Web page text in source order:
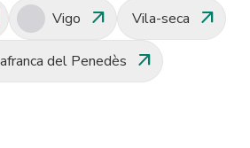
Vigo arrow_outward Vila-seca arrow_outward
del Penedès arrow_outward